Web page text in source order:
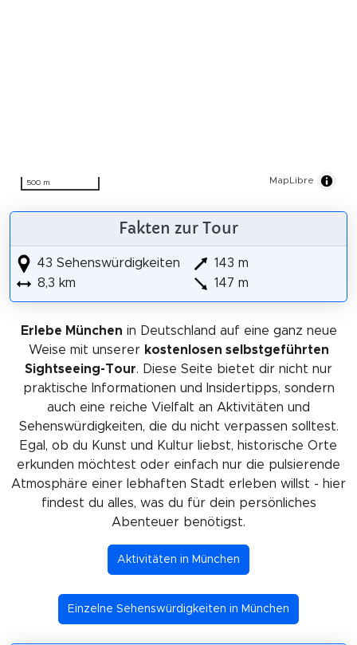
500 m MapLibre
Fakten zur Tour
43 Sehenswürdigkeiten
8,3 km
143 m
147 m
Erlebe München in Deutschland auf eine ganz neue
Weise mit unserer kostenlosen selbstgeführten
Sightseeing-Tour. Diese Seite bietet dir nicht nur
praktische Informationen und Insidertipps, sondern
auch eine reiche Vielfalt an Aktivitäten und
Sehenswürdigkeiten, die du nicht verpassen solltest.
Egal, ob du Kunst und Kultur liebst, historische Orte
erkunden möchtest oder einfach nur die pulsierende
Atmosphäre einer lebhaften Stadt erleben willst - hier
findest du alles, was du für dein persönliches
Abenteuer benötigst.
Aktivitäten in München
Einzelne Sehenswürdigkeiten in München